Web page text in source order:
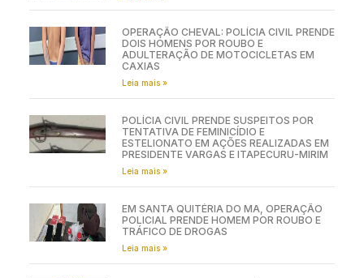
OPERAÇÃO CHEVAL: POLÍCIA CIVIL PRENDE
DOIS HOMENS POR ROUBO E
ADULTERAÇÃO DE MOTOCICLETAS EM
CAXIAS
Leia mais »
POLÍCIA CIVIL PRENDE SUSPEITOS POR
TENTATIVA DE FEMINICÍDIO E
ESTELIONATO EM AÇÕES REALIZADAS EM
PRESIDENTE VARGAS E ITAPECURU-MIRIM
Leia mais »
EM SANTA QUITÉRIA DO MA, OPERAÇÃO
POLICIAL PRENDE HOMEM POR ROUBO E
TRÁFICO DE DROGAS
Leia mais »